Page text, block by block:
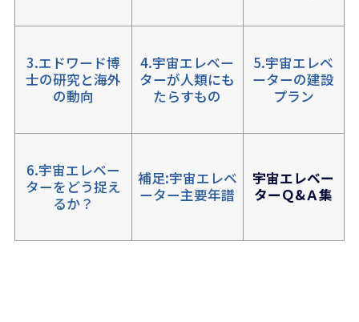
3.エドワード博
士の研究と海外
の動向
4.宇宙エレベー
ターが人類にも
たらすもの
5.宇宙エレベ
ーターの建設
プラン
6.宇宙エレベー
ターをどう捉え
るか？
補足:宇宙エレベ
ーター主要年譜
宇宙エレベー
ターＱ&Ａ集